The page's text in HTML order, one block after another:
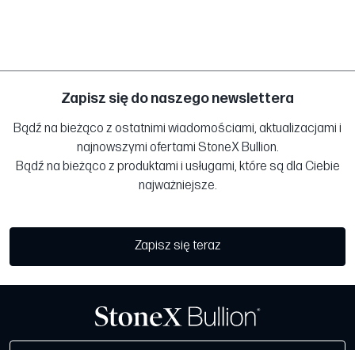
Zapisz się do naszego newslettera
Bądź na bieżąco z ostatnimi wiadomościami, aktualizacjami i
najnowszymi ofertami StoneX Bullion.
Bądź na bieżąco z produktami i usługami, które są dla Ciebie
najważniejsze.
Zapisz się teraz